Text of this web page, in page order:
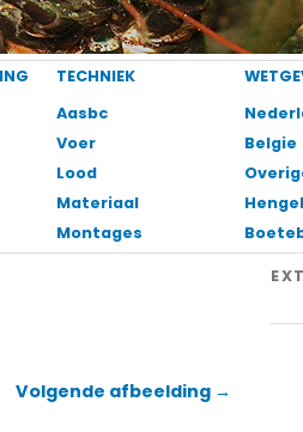
TECHNIEK
Aasbc
Voer
Lood
Materiaal
Montages
Belgie
Volgende afbeelding →